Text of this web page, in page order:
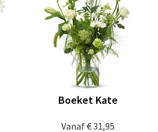
Vanaf€ 31,95
Boeket Kate